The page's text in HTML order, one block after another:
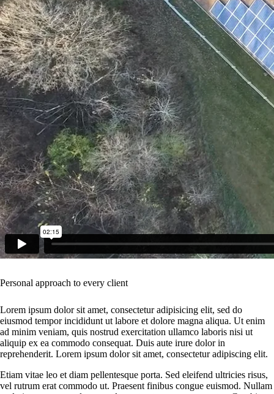
Personal approach to every client
Lorem ipsum dolor sit amet, consectetur adipisicing elit, sed do
eiusmod tempor incididunt ut labore et dolore magna aliqua. Ut enim
ad minim veniam, quis nostrud exercitation ullamco laboris nisi ut
aliquip ex ea commodo consequat. Duis aute irure dolor in
reprehenderit. Lorem ipsum dolor sit amet, consectetur adipiscing elit.
Etiam vitae leo et diam pellentesque porta. Sed eleifend ultricies risus,
vel rutrum erat commodo ut. Praesent finibus congue euismod. Nullam